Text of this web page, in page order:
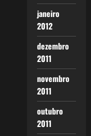
janeiro
2012
dezembro
2011
novembro
2011
outubro
2011